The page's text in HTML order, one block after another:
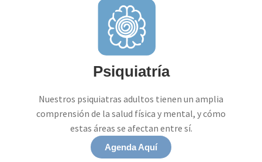
Psiquiatría
Nuestros psiquiatras adultos tienen un amplia
comprensión de la salud física y mental, y cómo
estas áreas se afectan entre sí.
Agenda Aquí